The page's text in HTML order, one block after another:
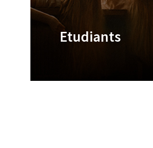
Etudiants